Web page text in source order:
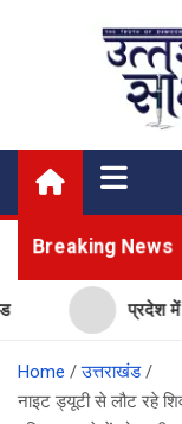
My News Portal
Breaking News
प्रदेश में नकली
Home
उत्तराखंड
नाइट ड्यूटी से लौट रहे